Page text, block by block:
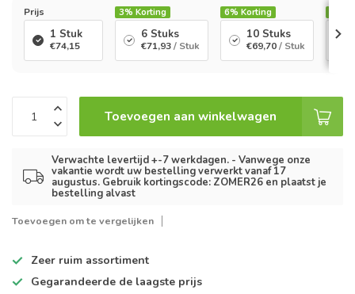
Prijs
1 Stuk
€74,15
3% Korting
6 Stuks
€71,93/ Stuk
6% Korting
10 Stuks
€69,70/ Stuk
Toevoegen aan winkelwagen
Verwachte levertijd +-7 werkdagen. - Vanwege onze
vakantie wordt uw bestelling verwerkt vanaf 17
augustus. Gebruik kortingscode: ZOMER26 en plaatst je
bestelling alvast
Toevoegen om te vergelijken
Zeer ruim assortiment
Gegarandeerde de laagste prijs